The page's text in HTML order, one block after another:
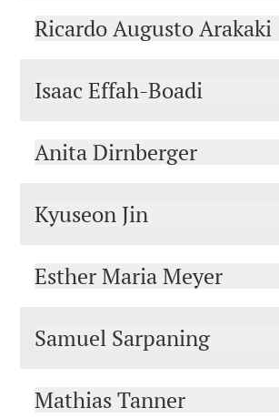
Ricardo Augusto Arakaki
Isaac Effah-Boadi
Anita Dirnberger
Kyuseon Jin
Esther Maria Meyer
Samuel Sarpaning
Mathias Tanner